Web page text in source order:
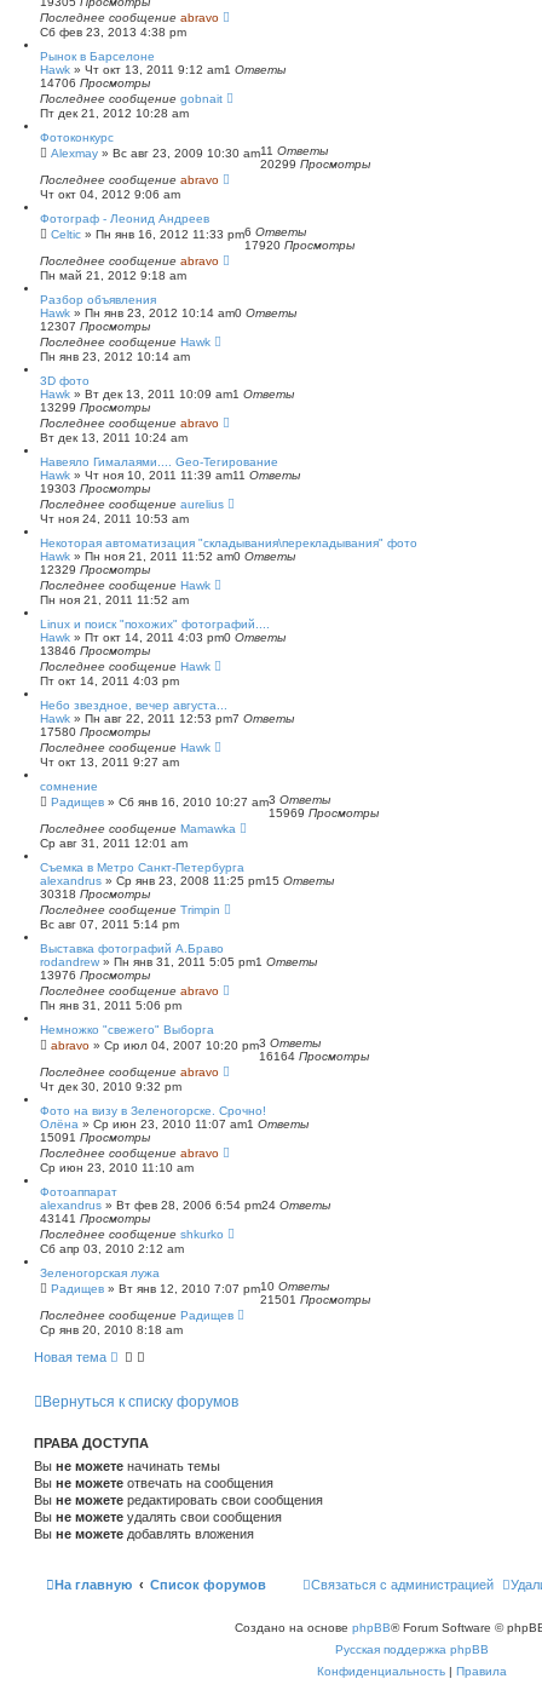
Последнее сообщение abravo
Сб фев 23, 2013 4:38 pm
Рынок в Барселоне
Hawk » Чт окт 13, 2011 9:12 am1 Ответы
14706 Просмотры
Последнее сообщение gobnait
Пт дек 21, 2012 10:28 am
Фотоконкурс
Alexmay » Вс авг 23, 2009 10:30 am11 Ответы
20299 Просмотры
Последнее сообщение abravo
Чт окт 04, 2012 9:06 am
Фотограф - Леонид Андреев
Celtic » Пн янв 16, 2012 11:33 pm6 Ответы
17920 Просмотры
Последнее сообщение abravo
Пн май 21, 2012 9:18 am
Разбор объявления
Hawk » Пн янв 23, 2012 10:14 am0 Ответы
12307 Просмотры
Последнее сообщение Hawk
Пн янв 23, 2012 10:14 am
3D фото
Hawk » Вт дек 13, 2011 10:09 am1 Ответы
13299 Просмотры
Последнее сообщение abravo
Вт дек 13, 2011 10:24 am
Навеяло Гималаями.... Geo-Тегирование
Hawk » Чт ноя 10, 2011 11:39 am11 Ответы
19303 Просмотры
Последнее сообщение aurelius
Чт ноя 24, 2011 10:53 am
Некоторая автоматизация "складывания\перекладывания" фото
Hawk » Пн ноя 21, 2011 11:52 am0 Ответы
12329 Просмотры
Последнее сообщение Hawk
Пн ноя 21, 2011 11:52 am
Linux и поиск "похожих" фотографий....
Hawk » Пт окт 14, 2011 4:03 pm0 Ответы
13846 Просмотры
Последнее сообщение Hawk
Пт окт 14, 2011 4:03 pm
Небо звездное, вечер августа...
Hawk » Пн авг 22, 2011 12:53 pm7 Ответы
17580 Просмотры
Последнее сообщение Hawk
Чт окт 13, 2011 9:27 am
сомнение
Радищев » Сб янв 16, 2010 10:27 am3 Ответы
15969 Просмотры
Последнее сообщение Mamawka
Ср авг 31, 2011 12:01 am
Съемка в Метро Санкт-Петербурга
alexandrus » Ср янв 23, 2008 11:25 pm15 Ответы
30318 Просмотры
Последнее сообщение Trimpin
Вс авг 07, 2011 5:14 pm
Выставка фотографий А.Браво
rodandrew » Пн янв 31, 2011 5:05 pm1 Ответы
13976 Просмотры
Последнее сообщение abravo
Пн янв 31, 2011 5:06 pm
Немножко "свежего" Выборга
abravo » Ср июл 04, 2007 10:20 pm3 Ответы
16164 Просмотры
Последнее сообщение abravo
Чт дек 30, 2010 9:32 pm
Фото на визу в Зеленогорске. Срочно!
Олёна » Ср июн 23, 2010 11:07 am1 Ответы
15091 Просмотры
Последнее сообщение abravo
Ср июн 23, 2010 11:10 am
Фотоаппарат
alexandrus » Вт фев 28, 2006 6:54 pm24 Ответы
43141 Просмотры
Последнее сообщение shkurko
Сб апр 03, 2010 2:12 am
Зеленогорская лужа
Радищев » Вт янв 12, 2010 7:07 pm10 Ответы
21501 Просмотры
Последнее сообщение Радищев
Ср янв 20, 2010 8:18 am
Новая тема
Вернуться к списку форумов
ПРАВА ДОСТУПА
Вы не можете начинать темы
Вы не можете отвечать на сообщения
Вы не можете редактировать свои сообщения
Вы не можете удалять свои сообщения
Вы не можете добавлять вложения
На главную Список форумов Связаться с администрацией
Создано на основе phpBB® Forum Software ©
Русская поддержка phpBB
Конфиденциальность | Правила